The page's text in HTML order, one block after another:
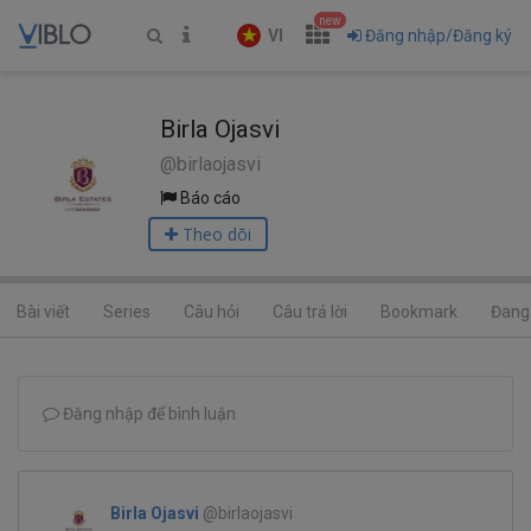
VI
new
Đăng nhập/Đăng ký
Birla Ojasvi
@birlaojasvi
Báo cáo
Theo dõi
Bài viết Series Câu hỏi Câu trả lời Bookmark
Đăng nhập để bình luận
Birla Ojasvi @birlaojasvi